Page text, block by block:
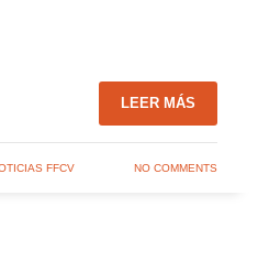
LEER MÁS
FFCV NO COMMENTS